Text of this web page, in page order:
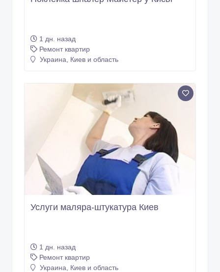
1 дн. назад
Ремонт квартир
Украина, Киев и область
Услуги маляра-штукатура Киев
1 дн. назад
Ремонт квартир
Украина, Киев и область